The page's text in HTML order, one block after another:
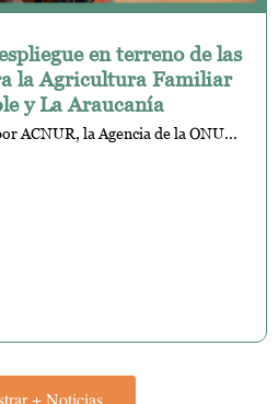
en terreno de las
la Agricultura Familiar
y La Araucanía
ACNUR, la Agencia de la ONU...
+ Noticias